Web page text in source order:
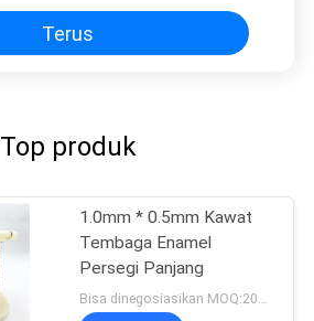
Terus
Top produk
1.0mm * 0.5mm Kawat
Tembaga Enamel
Persegi Panjang
Bisa dinegosiasikan MOQ:20Kilogram/Kilogram